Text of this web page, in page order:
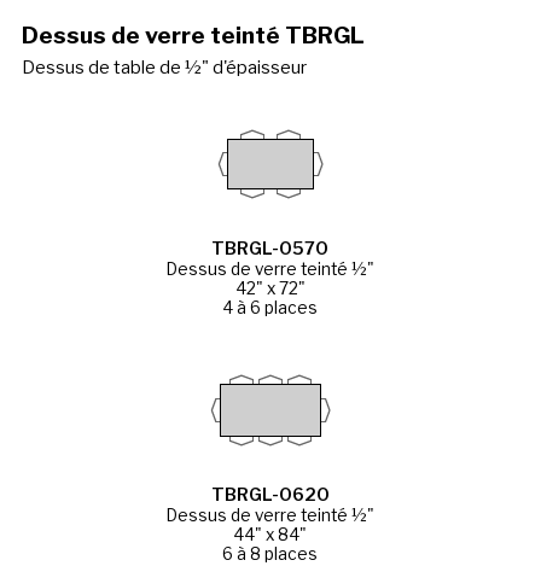
Dessus de verre teinté TBRGL
Dessus de table de ½" d'épaisseur
TBRGL-0570
Dessus de verre teinté ½"
42" x 72"
4 à 6 places
TBRGL-0620
Dessus de verre teinté ½"
44" x 84"
6 à 8 places